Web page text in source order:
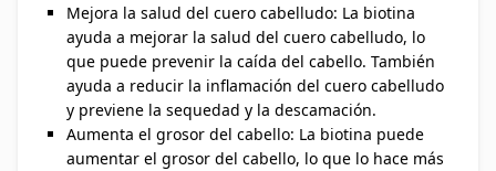
Mejora la salud del cuero cabelludo: La biotina
ayuda a mejorar la salud del cuero cabelludo, lo
que puede prevenir la caída del cabello. También
ayuda a reducir la inflamación del cuero cabelludo
y previene la sequedad y la descamación.
Aumenta el grosor del cabello: La biotina puede
aumentar el grosor del cabello, lo que lo hace más